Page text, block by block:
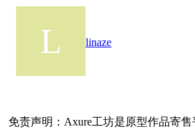
linaze
免责声明：Axure工坊是原型作品寄